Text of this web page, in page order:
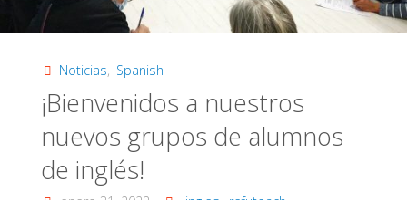
Noticias, Spanish
¡Bienvenidos a nuestros
nuevos grupos de alumnos
de inglés!